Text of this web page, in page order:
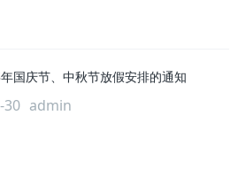
国庆节、中秋节放假安排的通知
30 admin